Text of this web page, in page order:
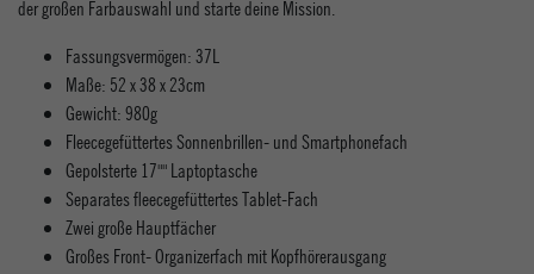
der großen Farbauswahl und starte deine Mission.
Fassungsvermögen: 37L
Maße: 52 x 38 x 23cm
Gewicht: 980g
Fleecegefüttertes Sonnenbrillen- und Smartphonefach
Gepolsterte 17"" Laptoptasche
Separates fleecegefüttertes Tablet-Fach
Zwei große Hauptfächer
Großes Front- Organizerfach mit Kopfhörerausgang